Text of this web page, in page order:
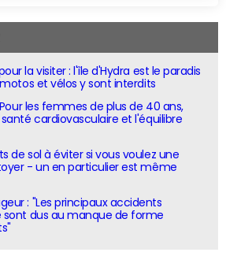
la visiter : l'île d'Hydra est le paradis
et vélos y sont interdits
les femmes de plus de 40 ans,
cardiovasculaire et l'équilibre
de sol à éviter si vous voulez une
- un en particulier est même
: "Les principaux accidents
sont dus au manque de forme